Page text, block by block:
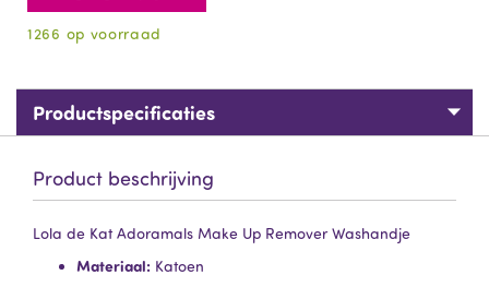
1266 op voorraad
Productspecificaties
Product beschrijving
Lola de Kat Adoramals Make Up Remover Washandje
Materiaal: Katoen